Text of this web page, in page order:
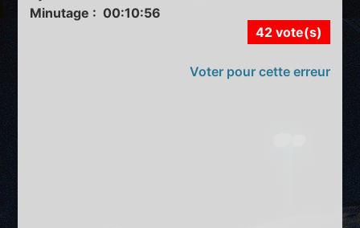
Minutage : 00:10:56
42 vote(s)
Voter pour cette erreur